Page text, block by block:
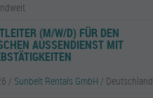
(M/W/D) FÜR DEN
AUSSENDIENST MIT V
/ Sunbelt Rentals GmbH / Deutschland